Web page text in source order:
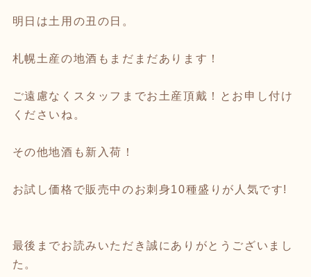
明日は土用の丑の日。
札幌土産の地酒もまだまだあります！
ご遠慮なくスタッフまでお土産頂戴！とお申し付け
くださいね。
その他地酒も新入荷！
お試し価格で販売中のお刺身10種盛りが人気です!
最後までお読みいただき誠にありがとうございまし
た。